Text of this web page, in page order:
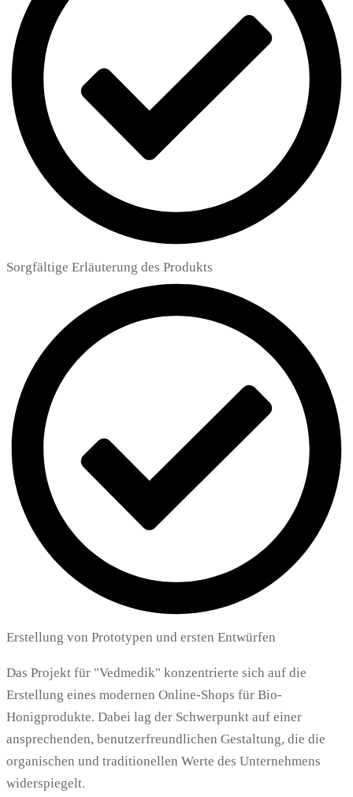
Sorgfältige Erläuterung des Produkts
Erstellung von Prototypen und ersten Entwürfen
Das Projekt für "Vedmedik" konzentrierte sich auf die
Erstellung eines modernen Online-Shops für Bio-
Honigprodukte. Dabei lag der Schwerpunkt auf einer
ansprechenden, benutzerfreundlichen Gestaltung, die die
organischen und traditionellen Werte des Unternehmens
widerspiegelt.